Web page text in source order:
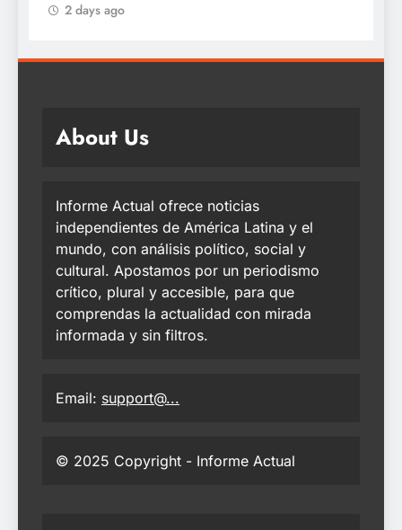
2 days ago
About Us
Informe Actual ofrece noticias
independientes de América Latina y el
mundo, con análisis político, social y
cultural. Apostamos por un periodismo
crítico, plural y accesible, para que
comprendas la actualidad con mirada
informada y sin filtros.
Email: support@...
© 2025 Copyright - Informe Actual